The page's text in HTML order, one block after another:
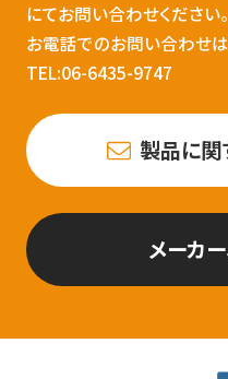
にてお問い合わせください。
お電話でのお問い合わせ
TEL:06-6435-9747
製品に
メーカ